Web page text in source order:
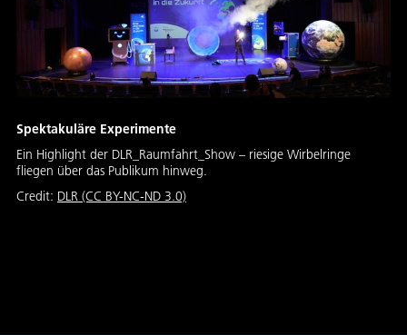
Spektakuläre Experimente
Ein Highlight der DLR_Raumfahrt_Show – riesige Wirbelringe
fliegen über das Publikum hinweg.
Credit: DLR (CC BY-NC-ND 3.0)